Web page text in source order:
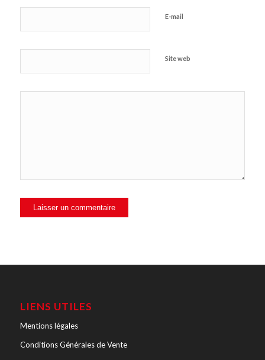
E-mail
Site web
LIENS UTILES
Mentions légales
Conditions Générales de Vente